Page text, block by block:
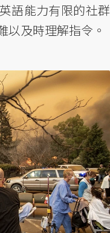
語能力有限的社群
以及時理解指令。